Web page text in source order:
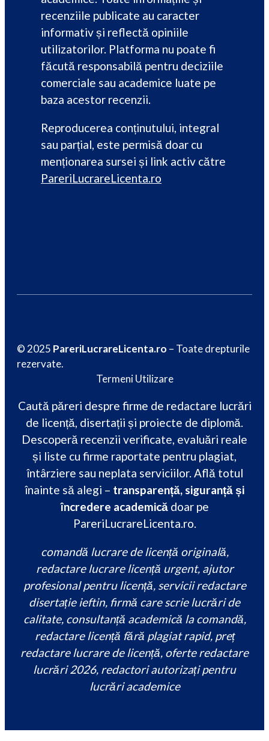
recenziile publicate au caracter
informativ și reflectă opiniile
utilizatorilor. Platforma nu poate fi
făcută responsabilă pentru deciziile
comerciale sau academice luate pe
baza acestor recenzii.
Reproducerea conținutului, integral
sau parțial, este permisă doar cu
menționarea sursei și link activ către
PareriLucrareLicenta.ro
© 2025 PareriLucrareLicenta.ro – Toate drepturile
rezervate.
Termeni Utilizare
Caută păreri despre firme de redactare lucrări
de licență, disertații și proiecte de diplomă.
Descoperă recenzii verificate, evaluări reale
și liste cu firme raportate pentru plagiat,
întârziere sau neplata serviciilor. Află totul
înainte să alegi – transparență, siguranță și
încredere academicădoar pe
PareriLucrareLicenta.ro.
comandă lucrare de licență originală,
redactare lucrare licență urgent, ajutor
profesional pentru licență, servicii redactare
disertație ieftin, firmă care scrie lucrări de
calitate, consultanță academică la comandă,
redactare licență fără plagiat rapid, preț
redactare lucrare de licență, oferte redactare
lucrări 2026, redactori autorizați pentru
lucrări academice